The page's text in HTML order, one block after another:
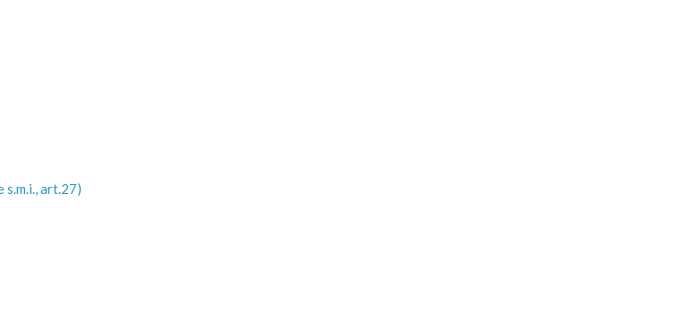
art.27)